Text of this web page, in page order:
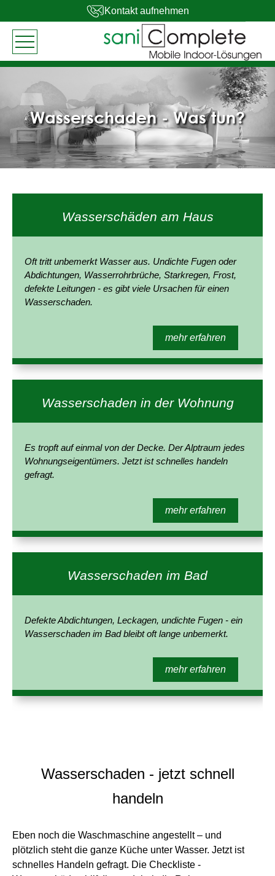
Kontakt aufnehmen
Wasserschaden - Was tun?
Wasserschäden am Haus
Oft tritt unbemerkt Wasser aus. Undichte Fugen oder
Abdichtungen, Wasserrohrbrüche, Starkregen, Frost,
defekte Leitungen - es gibt viele Ursachen für einen
Wasserschaden.
mehr erfahren
Wasserschaden in der Wohnung
Es tropft auf einmal von der Decke. Der Alptraum jedes
Wohnungseigentümers. Jetzt ist schnelles handeln
gefragt.
mehr erfahren
Wasserschaden im Bad
Defekte Abdichtungen, Leckagen, undichte Fugen - ein
Wasserschaden im Bad bleibt oft lange unbemerkt.
mehr erfahren
Wasserschaden - jetzt schnell
handeln
Eben noch die Waschmaschine angestellt – und
plötzlich steht die ganze Küche unter Wasser. Jetzt ist
schnelles Handeln gefragt. Die Checkliste -